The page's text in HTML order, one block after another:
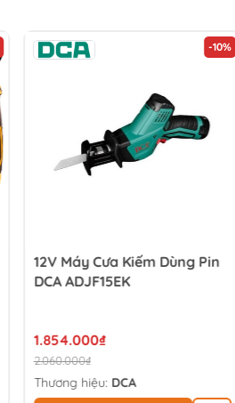
-10%
12V Máy Cưa Kiếm Dùng Pin
DCA ADJF15EK
1.854.000₫
2.060.000₫
Thương hiệu: DCA